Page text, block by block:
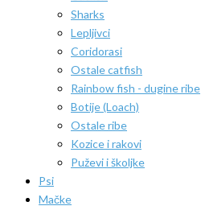
Sharks
Lepljivci
Coridorasi
Ostale catfish
Rainbow fish - dugine ribe
Botije (Loach)
Ostale ribe
Kozice i rakovi
Puževi i školjke
Psi
Mačke